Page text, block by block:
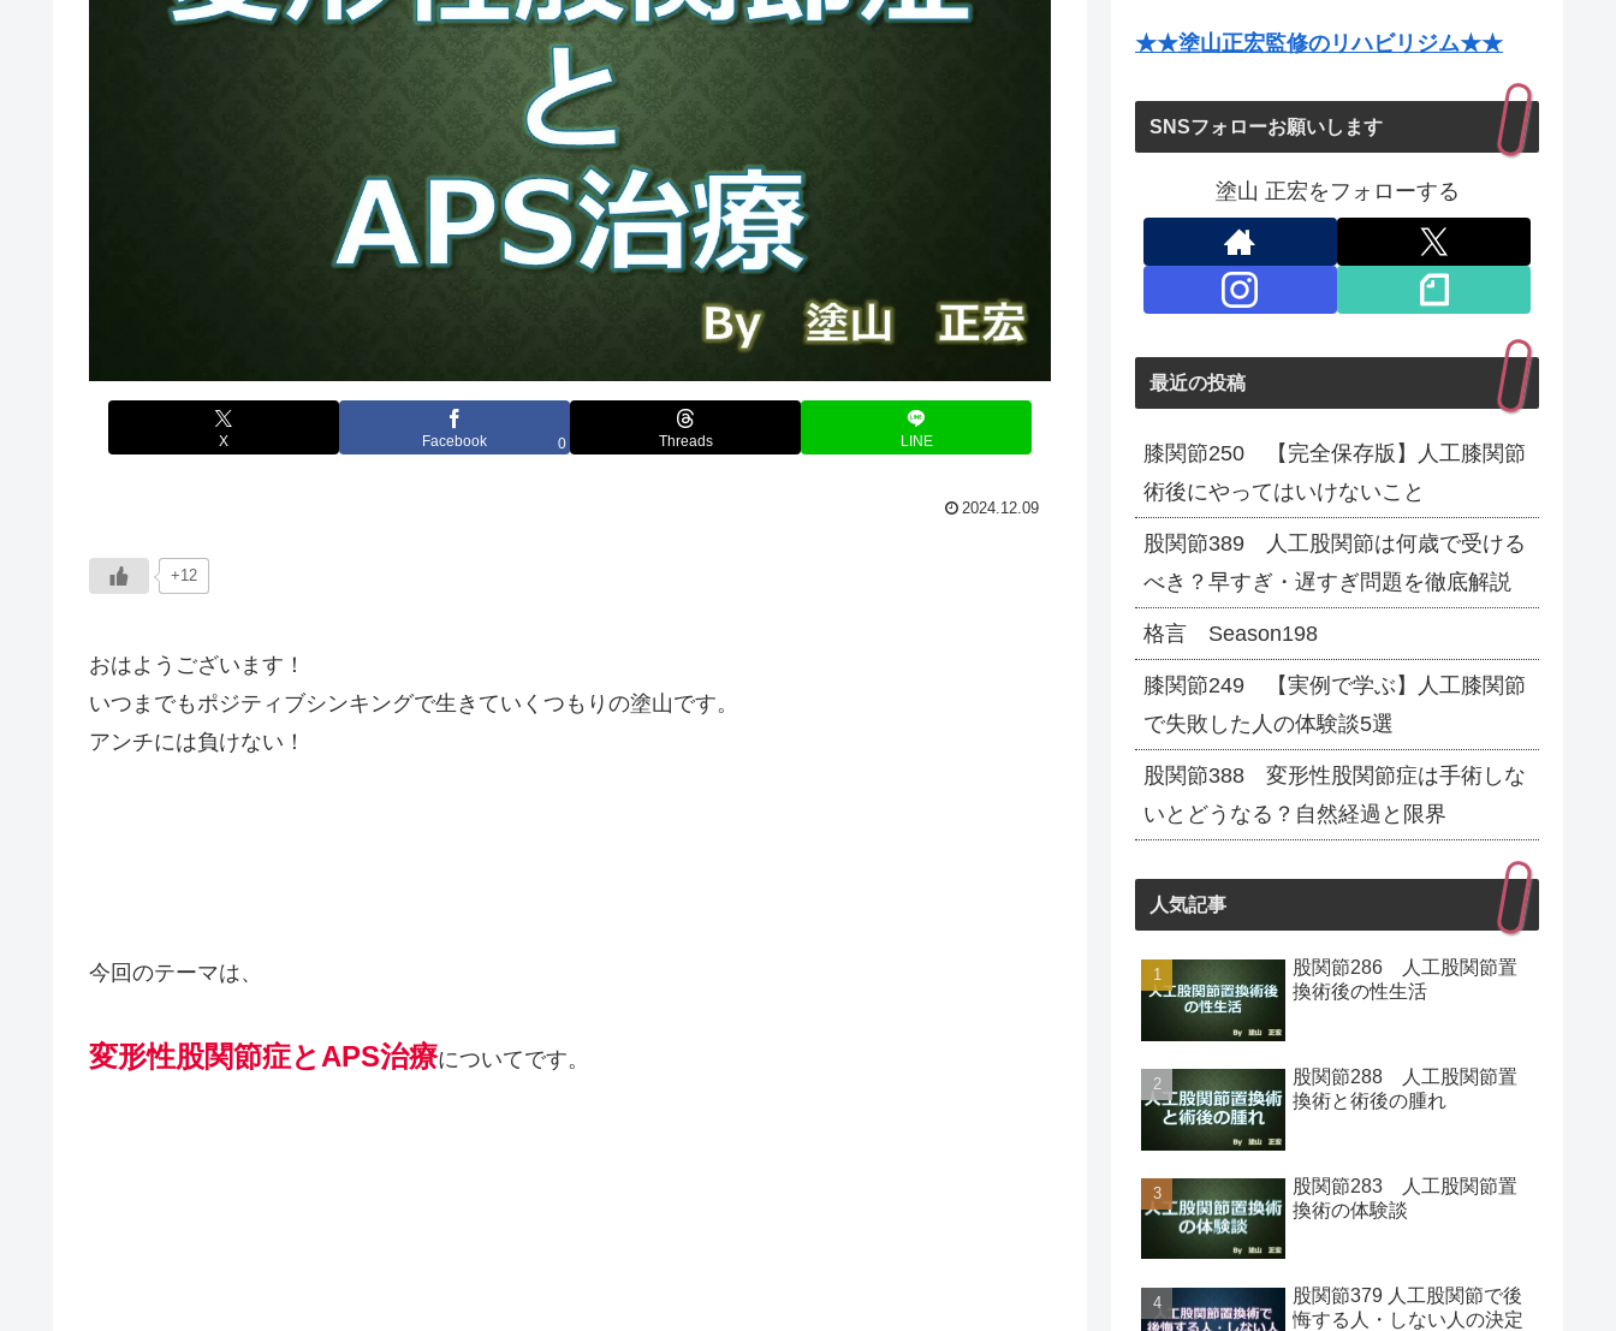
X Facebook 0 Threads LINE
2024.12.09
+12
おはようございます！
いつまでもポジティブシンキングで生きていくつもりの塗山です。
アンチには負けない！
今回のテーマは、
変形性股関節症とAPS治療についてです。
★★塗山正宏監修のリハビリジム★★
SNSフォローお願いします
塗山 正宏をフォローする
最近の投稿
膝関節250 【完全保存版】人工膝関節
術後にやってはいけないこと
股関節389 人工股関節は何歳で受ける
べき？早すぎ・遅すぎ問題を徹底解説
格言 Season198
膝関節249 【実例で学ぶ】人工膝関節
で失敗した人の体験談5選
股関節388 変形性股関節症は手術しな
いとどうなる？自然経過と限界
人気記事
股関節286 人工股関節置
換術後の性生活
股関節288 人工股関節置
換術と術後の腫れ
股関節283 人工股関節置
換術の体験談
股関節379 人工股関節で後
悔する人・しない人の決定